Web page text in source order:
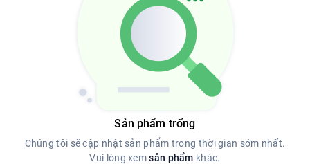
Sản phẩm trống
Chúng tôi sẽ cập nhật sản phẩm trong thời gian sớm nhất.
Vui lòng xemsản phẩm khác.